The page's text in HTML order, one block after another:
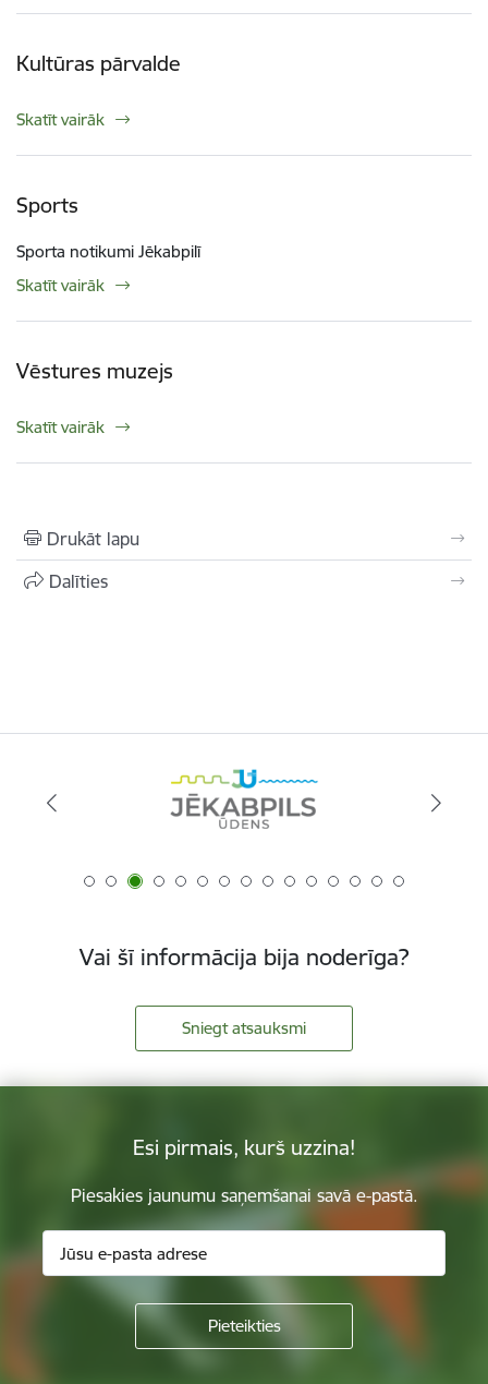
Kultūras pārvalde
Skatīt vairāk
Sports
Sporta notikumi Jēkabpilī
Skatīt vairāk
Vēstures muzejs
Skatīt vairāk
Drukāt lapu
Dalīties
Vai šī informācija bija noderīga?
Sniegt atsauksmi
Esi pirmais, kurš uzzina!
Piesakies jaunumu saņemšanai savā e-pastā.